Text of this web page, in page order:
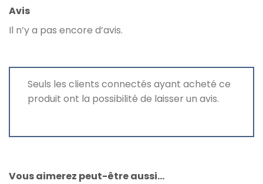
Avis
Il n’y a pas encore d’avis.
Seuls les clients connectés ayant acheté ce
produit ont la possibilité de laisser un avis.
Vous aimerez peut-être aussi…